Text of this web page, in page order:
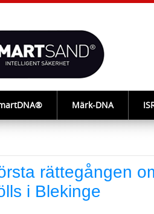
Märk-DNA
rättegången
i Blekinge